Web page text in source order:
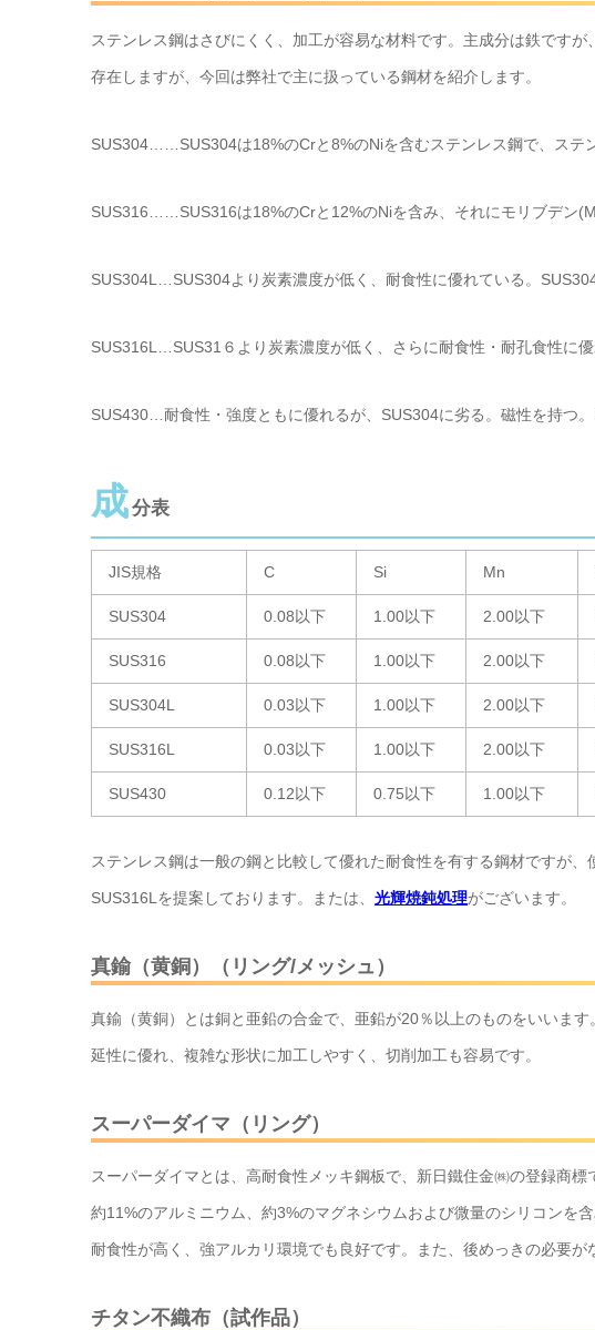
ステンレス鋼はさびにくく、加工が容易な材料です。主成分は鉄です
存在しますが、今回は弊社で主に扱っている鋼材を紹介します。
SUS304……SUS304は18%のCrと8%のNiを含むステンレス鋼で、ステ
SUS316……SUS316は18%のCrと12%のNiを含み、それにモリブデン
SUS304L…SUS304より炭素濃度が低く、耐食性に優れている。
SUS316L…SUS31６より炭素濃度が低く、さらに耐食性・耐孔食性に優
SUS430…耐食性・強度ともに優れるが、SUS304に劣る。磁性を持つ
成分表
JIS規格 C Si Mn
SUS304 0.08以下 1.00以下 2.00以下
SUS316 0.08以下 1.00以下 2.00以下
SUS304L 0.03以下 1.00以下 2.00以下
SUS316L 0.03以下 1.00以下 2.00以下
SUS430 0.12以下 0.75以下 1.00以下
ステンレス鋼は一般の鋼と比較して優れた耐食性を有する鋼材ですが
SUS316Lを提案しております。または、 光輝焼鈍処理がございます。
真鍮（黄銅）（リング/メッシュ）
真鍮（黄銅）とは銅と亜鉛の合金で、亜鉛が20％以上のものをいいます
延性に優れ、複雑な形状に加工しやすく、切削加工も容易です。
スーパーダイマ（リング）
スーパーダイマとは、高耐食性メッキ鋼板で、新日鐵住金㈱の登録商標
約11%のアルミニウム、約3%のマグネシウムおよび微量のシリコンを含
耐食性が高く、強アルカリ環境でも良好です。また、後めっきの必要が
チタン不織布（試作品）